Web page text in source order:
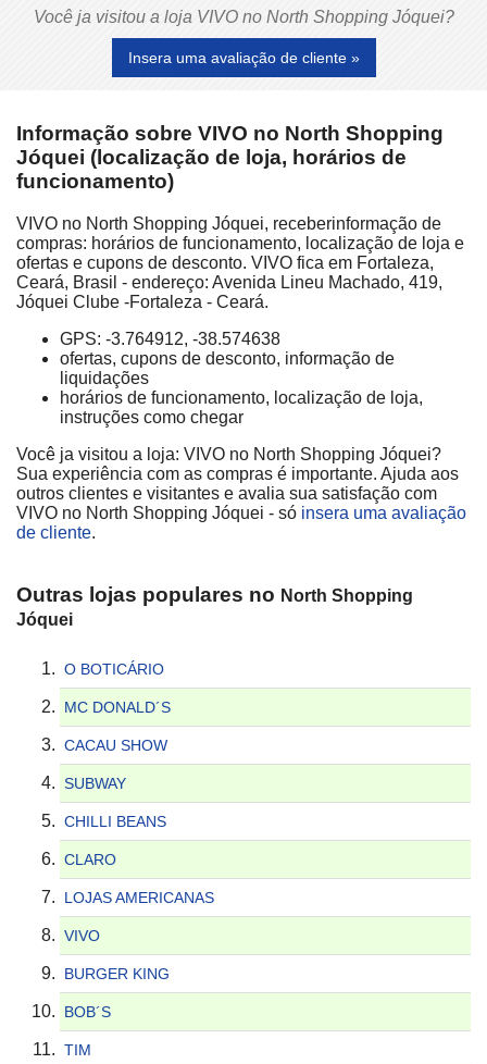
Você ja visitou a loja VIVO no North Shopping Jóquei?
Insera uma avaliação de cliente »
Informação sobre VIVO no North Shopping
Jóquei (localização de loja, horários de
funcionamento)
VIVO no North Shopping Jóquei, receberinformação de
compras: horários de funcionamento, localização de loja e
ofertas e cupons de desconto. VIVO fica em Fortaleza,
Ceará, Brasil - endereço: Avenida Lineu Machado, 419,
Jóquei Clube -Fortaleza - Ceará.
GPS: -3.764912, -38.574638
ofertas, cupons de desconto, informação de
liquidações
horários de funcionamento, localização de loja,
instruções como chegar
Você ja visitou a loja: VIVO no North Shopping Jóquei?
Sua experiência com as compras é importante. Ajuda aos
outros clientes e visitantes e avalia sua satisfação com
VIVO no North Shopping Jóquei - só insera uma avaliação
de cliente.
Outras lojas populares no North Shopping
Jóquei
O BOTICÁRIO
MC DONALD´S
CACAU SHOW
SUBWAY
CHILLI BEANS
CLARO
LOJAS AMERICANAS
VIVO
BURGER KING
BOB´S
TIM